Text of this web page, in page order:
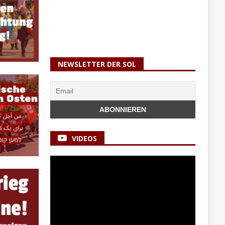
NEWSLETTER DER SOL
VIDEOS